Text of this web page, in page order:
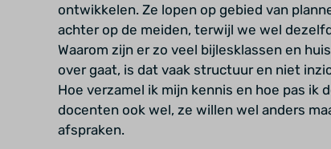
ontwikkelen. Ze lopen op gebied van
achter op de meiden, terwijl we wel
Waarom zijn er zo veel bijlesklassen en
over gaat, is dat vaak structuur en niet
Hoe verzamel ik mijn kennis en hoe pas ik
docenten ook wel, ze willen wel anders
afspraken.